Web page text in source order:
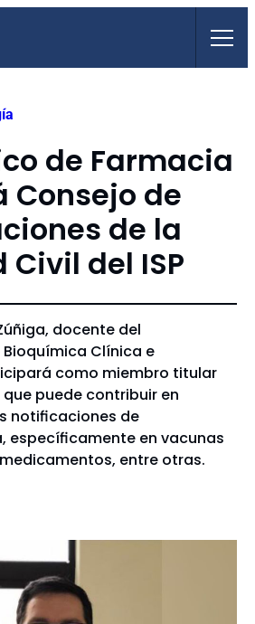
de Farmacia
Consejo de
de la
Civil del ISP
docente del
Clínica e
como miembro titular
puede contribuir en
notificaciones de
específicamente en vacunas
entre otras.